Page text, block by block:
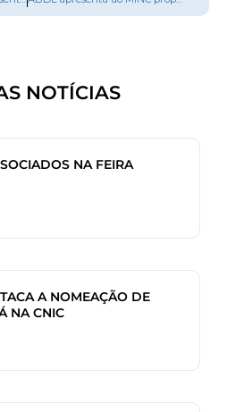
NOTÍCIAS
NA FEIRA
A NOMEAÇÃO DE
NA CNIC